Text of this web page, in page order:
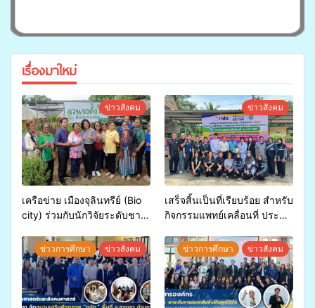
เรื่องมาใหม่
ข่าวสังคม
เครือข่าย เมืองจุลินทรีย์ (Bio
city) ร่วมกับนักวิจัยระดับชาติ
ประโยชน์จากสาหร่ายและ
เห็ดไมคอร์ไรซาสำหรับปลูกไม้
มีค่า-พืชเศรษฐกิจ”
ข่าวสังคม
เสร็จสิ้นเป็นที่เรียบร้อย สำหรับ
กิจกรรมแพทย์เคลื่อนที่ ประจำ
สุขภาพแก่ประชาชนในพื้นที่
อำเภอจะนะ
ข่าวการศึกษา ข่าวสังคม ข่าวการศึกษา ข่าวสังคม